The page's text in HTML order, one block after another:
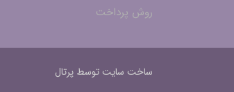
روش پرداخت
ساخت سایت توسط پرتال